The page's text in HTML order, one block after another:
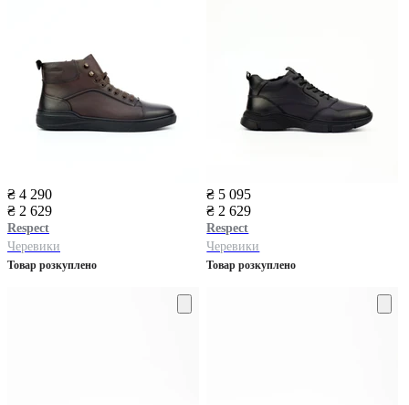
₴ 4 290
₴ 2 629
Respect
Черевики
Товар розкуплено
₴ 5 095
₴ 2 629
Respect
Черевики
Товар розкуплено